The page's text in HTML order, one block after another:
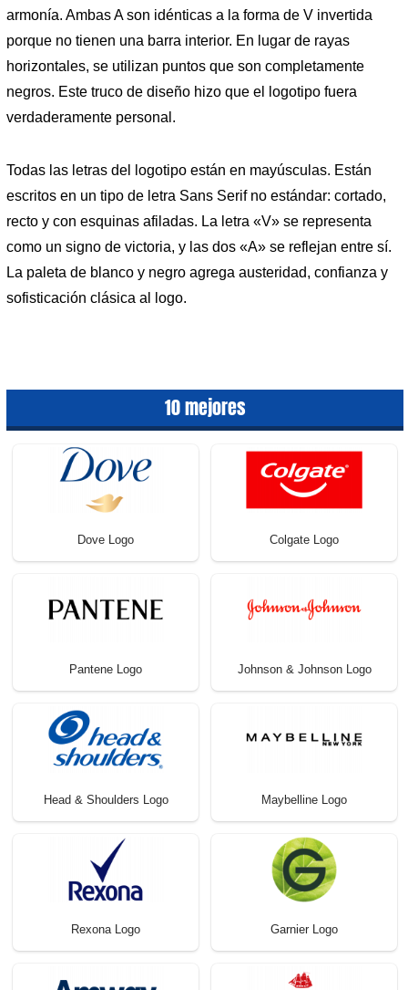
armonía. Ambas A son idénticas a la forma de V invertida
porque no tienen una barra interior. En lugar de rayas
horizontales, se utilizan puntos que son completamente
negros. Este truco de diseño hizo que el logotipo fuera
verdaderamente personal.
Todas las letras del logotipo están en mayúsculas. Están
escritos en un tipo de letra Sans Serif no estándar: cortado,
recto y con esquinas afiladas. La letra «V» se representa
como un signo de victoria, y las dos «A» se reflejan entre sí.
La paleta de blanco y negro agrega austeridad, confianza y
sofisticación clásica al logo.
10 mejores
Dove Logo Colgate Logo
Pantene Logo Johnson & Johnson Logo
Head & Shoulders Logo Maybelline Logo
Rexona Logo Garnier Logo